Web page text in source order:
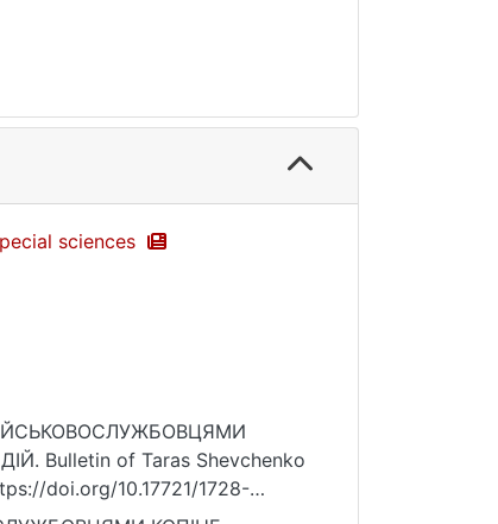
sciences
Bulletin of Taras Shevchenko
doi.org/10.17721/1728-